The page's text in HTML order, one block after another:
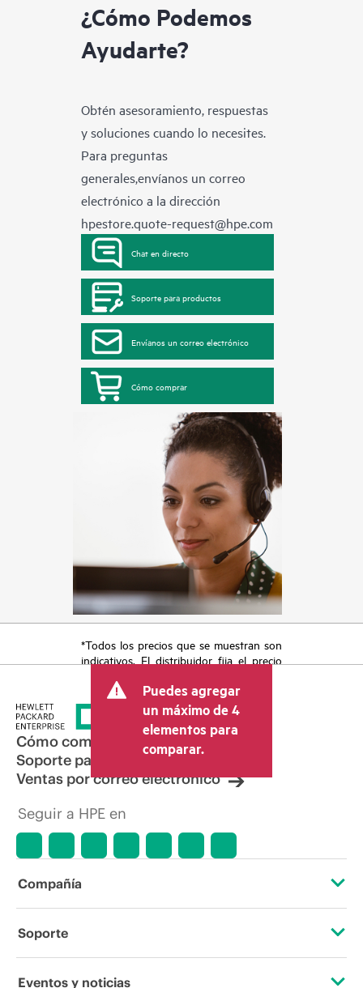
¿Cómo Podemos
Ayudarte?
Obtén asesoramiento, respuestas
y soluciones cuando lo necesites.
Para preguntas
generales,envíanos un correo
electrónico a la dirección
hpestore.quote-request@hpe.com
Chat en directo
Soporte para productos
Envíanos un correo electrónico
Cómo comprar
*Todos los precios que se muestran son
indicativos. El distribuidor fija el precio
otros conceptos, como los impuestos a
la venta, el IVA y el envío. El precio de la
transacción que establece el distribuidor
puede variar con respecto a otros
distribuidores y al precio indicativo
mostrado. El precio indicativo puede
incluir ofertas promocionales por tiempo
hacer ajustes de precios en cualquier
momento por motivos que incluyen, a
condiciones del mercado,
promociones de fin de la vida útil y
Puedes agregar
un máximo de 4
elementos para
comparar.
Cómo comprar
Soporte para productos
Ventas por correo electrónico
Seguir a HPE en
Compañía
Acerca de HPE
Soporte
Servicios de soporte operativo
Eventos y noticias